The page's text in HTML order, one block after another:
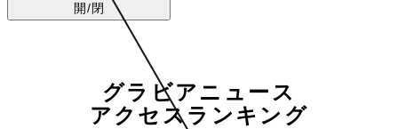
開/閉
グラビアニュース
アクセスランキング